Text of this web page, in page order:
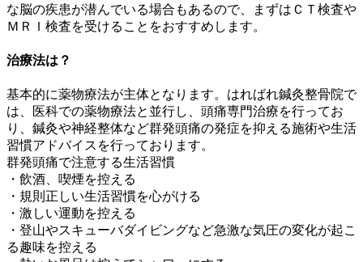
な脳の疾患が潜んでいる場合もあるので、まずはＣＴ検査や
ＭＲＩ検査を受けることをおすすめします。
治療法は？
基本的に薬物療法が主体となります。はればれ鍼灸整骨院で
は、医科での薬物療法と並行し、頭痛専門治療を行ってお
り、鍼灸や神経整体など群発頭痛の発症を抑える施術や生活
習慣アドバイスを行っております。
群発頭痛で注意する生活習慣
・飲酒、喫煙を控える
・規則正しい生活習慣を心がける
・激しい運動を控える
・登山やスキューバダイビングなど急激な気圧の変化が起こ
る趣味を控える